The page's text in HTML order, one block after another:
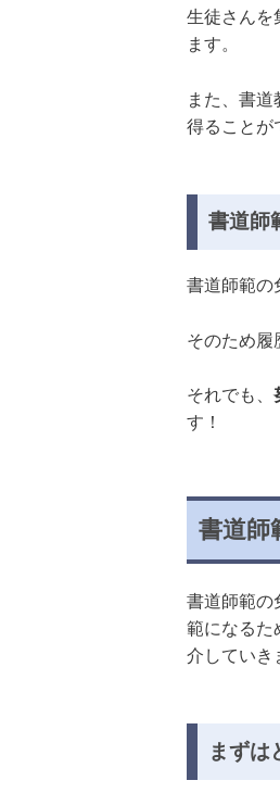
生徒さんを
ます。
また、書
得ることが
書道師
書道師範の
そのため履
それでも、
す！
書道師
書道師範の
範になるた
介していき
まずは